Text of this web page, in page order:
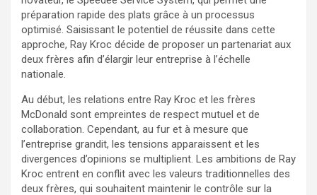
préparation rapide des plats grâce à un processus
optimisé. Saisissant le potentiel de réussite dans cette
approche, Ray Kroc décide de proposer un partenariat aux
deux frères afin d’élargir leur entreprise à l’échelle
nationale.
Au début, les relations entre Ray Kroc et les frères
McDonald sont empreintes de respect mutuel et de
collaboration. Cependant, au fur et à mesure que
l’entreprise grandit, les tensions apparaissent et les
divergences d’opinions se multiplient. Les ambitions de Ray
Kroc entrent en conflit avec les valeurs traditionnelles des
deux frères, qui souhaitent maintenir le contrôle sur la